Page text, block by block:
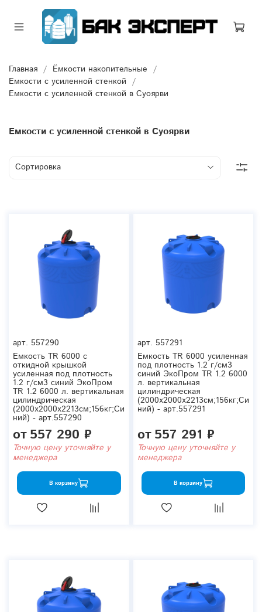
Главная
Ёмкости накопительные
Емкости с усиленной стенкой
Емкости с усиленной стенкой в Суоярви
Емкости с усиленной стенкой в Суоярви
арт. 557290
Емкость TR 6000 с
откидной крышкой
усиленная под плотность
1.2 г/см3 синий ЭкоПром
TR 1.2 6000 л. вертикальная
цилиндрическая
(2000x2000x2213см;156кг;Си
ний) - арт.557290
от557 290 ₽
Точную цену уточняйте у
менеджера
В корзину
арт. 557291
Емкость TR 6000 усиленная
под плотность 1.2 г/см3
синий ЭкоПром TR 1.2 6000
л. вертикальная
цилиндрическая
(2000x2000x2213см;156кг;Си
ний) - арт.557291
от557 291 ₽
Точную цену уточняйте у
менеджера
В корзину